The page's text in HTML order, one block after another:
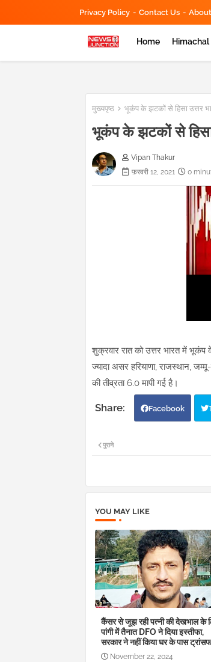
Privacy Policy Contact Us
Home Himachal
मुख्यपृष्ठ भूकंप के झटकों से हिसा उत्तर
भूकंप के झटकों से हिसा
Vipan Thakur
फ़रवरी 12, 2021
0
शुक्रवार रात को उत्तर भारत में
ज्यादा असर हरियाणा, राजस्थान,
की तीव्रता 6.0 मापी गई है।
Facebook
पुराने
YOU MAY LIKE
कैंसर से जूझ रही पत्नी की देखभाल के
पांगी में तैनात DFO ने दिया इस्तीफा,
सरकार ने नहीं किया घर के पास
November 22, 2024